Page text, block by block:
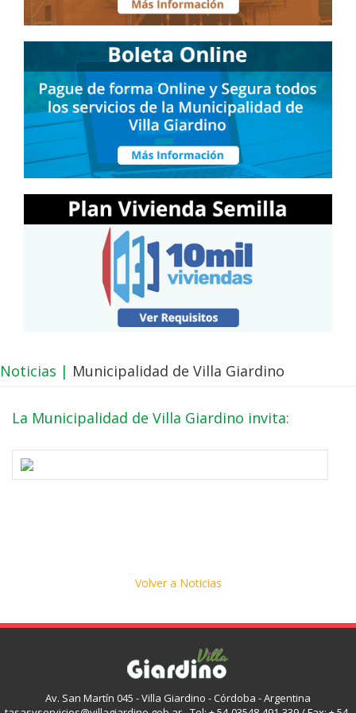
Noticias | Municipalidad de Villa Giardino
La Municipalidad de Villa Giardino invita:
Volver a Noticias
Av. San Martín 045 - Villa Giardino - Córdoba - Argentina